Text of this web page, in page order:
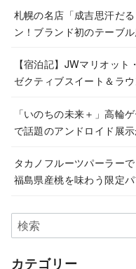
札幌の名店「成吉思汗だ
ン！ブランド初のテーブ
【宿泊記】JWマリオッ
ゼクティブスイート＆ラ
「いのちの未来＋」高輪
で話題のアンドロイド展
タカノフルーツパーラー
福島県産桃を味わう限定
カテゴリー